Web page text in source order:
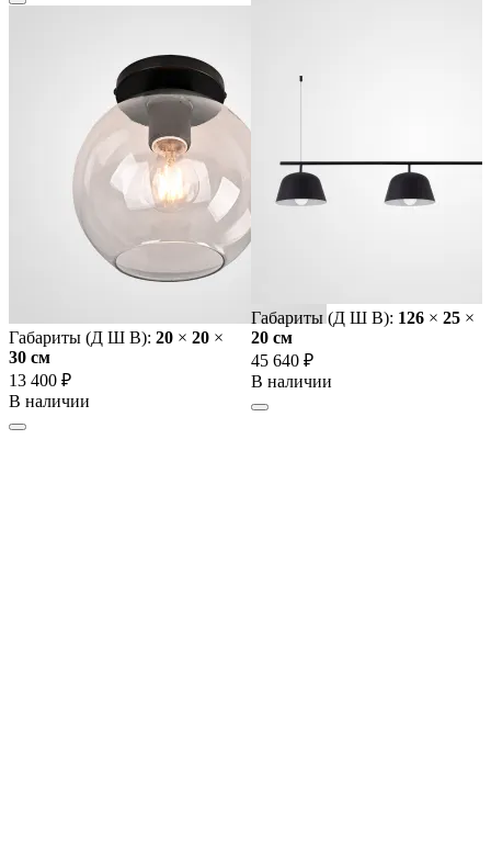
Габариты (Д Ш В): 20 × 20 ×
30 cм
13 400 ₽
В наличии
Габариты (Д Ш В): 126 × 25 ×
20 cм
45 640 ₽
В наличии